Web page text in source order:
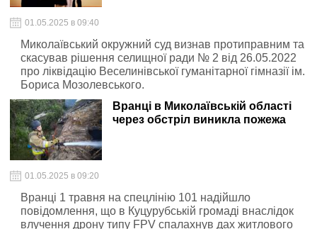
01.05.2025 в 09:40
Миколаївський окружний суд визнав протиправним та
скасував рішення селищної ради № 2 від 26.05.2022
про ліквідацію Веселинівської гуманітарної гімназії ім.
Бориса Мозолевського.
Вранці в Миколаївській області
через обстріл виникла пожежа
01.05.2025 в 09:20
Вранці 1 травня на спецлінію 101 надійшло
повідомлення, що в Куцурубській громаді внаслідок
влучення дрону типу FPV спалахнув дах житлового